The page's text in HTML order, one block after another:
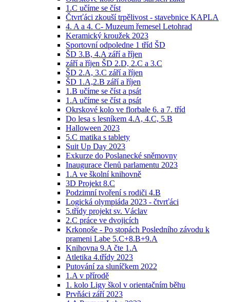
1.C učíme se číst
Čtvrťáci zkouší trpělivost - stavebnice KAPLA
4. A a 4. C- Muzeum řemesel Letohrad
Keramický kroužek 2023
Sportovní odpoledne 1 tříd ŠD
ŠD 3.B, 4.A září a říjen
září a říjen ŠD 2.D, 2.C a 3.C
ŠD 2.A, 3.C září a říjen
ŠD 1.A,2.B září a říjen
1.B učíme se číst a psát
1.A učíme se číst a psát
Okrskové kolo ve florbale 6. a 7. tříd
Do lesa s lesníkem 4.A, 4.C, 5.B
Halloween 2023
5.C matika s tablety
Suit Up Day 2023
Exkurze do Poslanecké sněmovny
Inaugurace členů parlamentu 2023
1.A ve školní knihovně
3D Projekt 8.C
Podzimní tvoření s rodiči 4.B
Logická olympiáda 2023 - čtvrťáci
5.třídy projekt sv. Václav
2.C práce ve dvojicích
Krkonoše - Po stopách Posledního závodu k
prameni Labe 5.C+8.B+9.A
Knihovna 9.A čte 1.A
Atletika 4.třídy 2023
Putování za sluníčkem 2022
1.A v přírodě
1. kolo Ligy škol v orientačním běhu
Prvňáci září 2023